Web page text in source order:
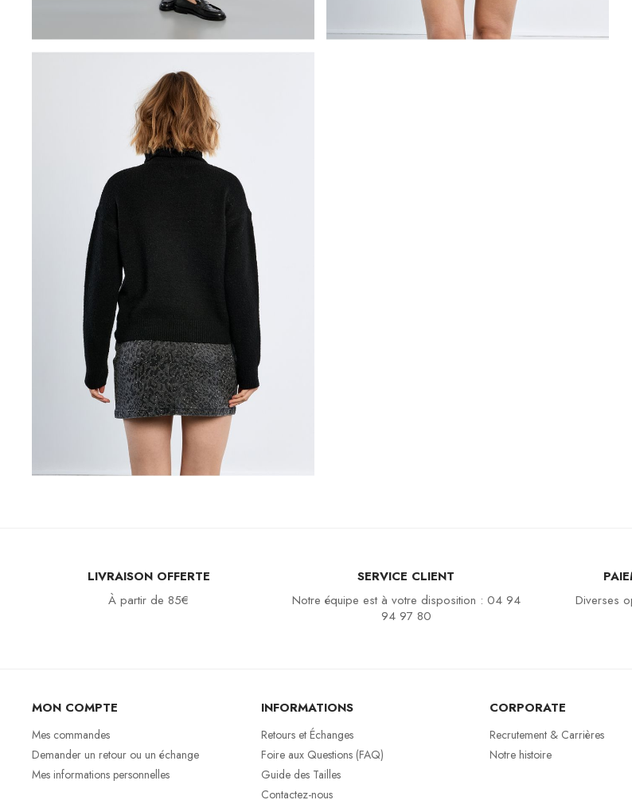
LIVRAISON OFFERTE
À partir de 85€
SERVICE CLIENT
Notre équipe est à votre disposition : 04 94
94 97 80
Diverses
MON COMPTE
Mes commandes
Demander un retour ou un échange
Mes informations personnelles
INFORMATIONS
Retours et Échanges
Foire aux Questions (FAQ)
Guide des Tailles
Contactez-nous
CORPORATE
Recrutement & Carrières
Notre histoire